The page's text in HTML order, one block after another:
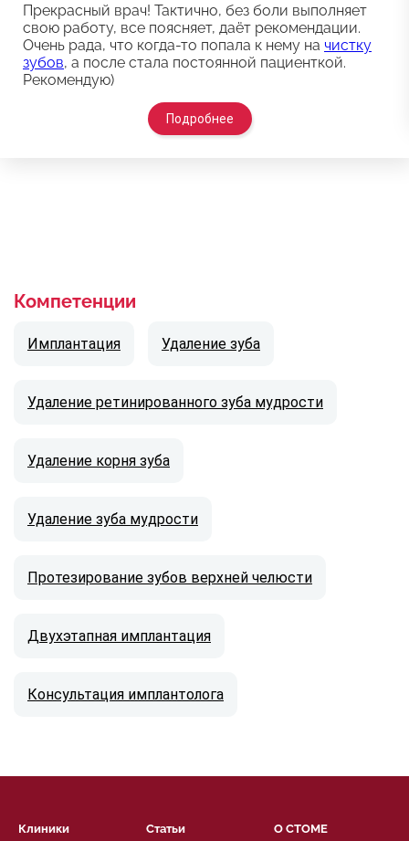
Прекрасный врач! Тактично, без боли выполняет
свою работу, все поясняет, даёт рекомендации.
Очень рада, что когда-то попала к нему на чистку
зубов, а после стала постоянной пациенткой.
Рекомендую)
Подробнее
Компетенции
Имплантация Удаление зуба
Удаление ретинированного зуба мудрости
Удаление корня зуба
Удаление зуба мудрости
Протезирование зубов верхней челюсти
Двухэтапная имплантация
Консультация имплантолога
Клиники
О СТОМЕ
Статьи